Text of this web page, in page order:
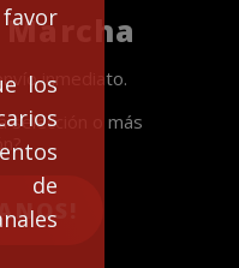
los
de
inmediato.
selección o más